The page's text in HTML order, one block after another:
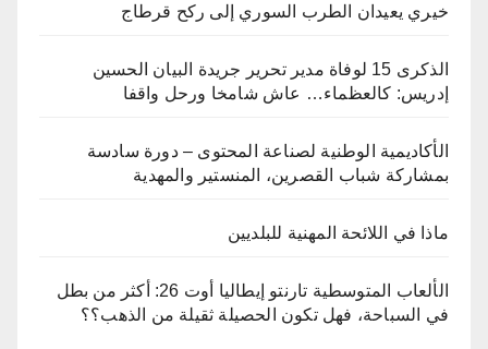
خيري يعيدان الطرب السوري إلى ركح قرطاج
الذكرى 15 لوفاة مدير تحرير جريدة البيان الحسين
إدريس: كالعظماء… عاش شامخا ورحل واقفا
الأكاديمية الوطنية لصناعة المحتوى – دورة سادسة
بمشاركة شباب القصرين، المنستير والمهدية
ماذا في اللائحة المهنية للبلديين
الألعاب المتوسطية تارنتو إيطاليا أوت 26: أكثر من بطل
في السباحة، فهل تكون الحصيلة ثقيلة من الذهب؟؟